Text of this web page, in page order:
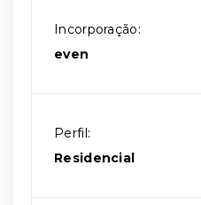
Incorporação:
even
Perfil:
Residencial